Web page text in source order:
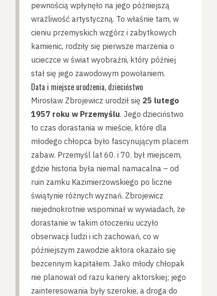
pewnością wpłynęło na jego późniejszą
wrażliwość artystyczną. To właśnie tam, w
cieniu przemyskich wzgórz i zabytkowych
kamienic, rodziły się pierwsze marzenia o
ucieczce w świat wyobraźni, który później
stał się jego zawodowym powołaniem.
Data i miejsce urodzenia, dzieciństwo
Mirosław Zbrojewicz urodził się 25 lutego
1957 roku w Przemyślu. Jego dzieciństwo
to czas dorastania w mieście, które dla
młodego chłopca było fascynującym placem
zabaw. Przemyśl lat 60. i 70. był miejscem,
gdzie historia była niemal namacalna – od
ruin zamku Kazimierzowskiego po liczne
świątynie różnych wyznań. Zbrojewicz
niejednokrotnie wspominał w wywiadach, że
dorastanie w takim otoczeniu uczyło
obserwacji ludzi i ich zachowań, co w
późniejszym zawodzie aktora okazało się
bezcennym kapitałem. Jako młody chłopak
nie planował od razu kariery aktorskiej; jego
zainteresowania były szerokie, a droga do